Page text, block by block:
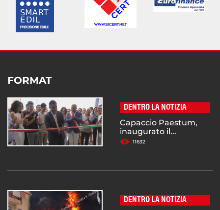
FORMAT
DENTRO LA NOTIZIA
Capaccio Paestum,
inaugurato il...
11632
DENTRO LA NOTIZIA